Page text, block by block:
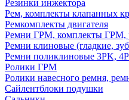
Резинки инжектора
Рем, комплекты клапанных
Ремкомплекты двигателя
Ремни ГРМ, комплекты
Ремни клиновые (гладкие,
Ремни поликлиновые 3PK,
Ролики ГРМ
Ролики навесного ремня,
Сайлентблоки подушки